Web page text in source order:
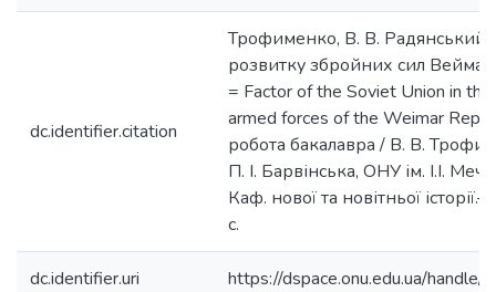
dc.identifier.citation
Трофименко, В. В. Радянський
розвитку збройних сил
= Factor of the Soviet Union in
armed forces of the Weimar
робота бакалавра / В. В.
П. І. Барвінська, ОНУ ім. І.І.
Каф. нової та новітньої
с.
dc.identifier.uri https://dspace.onu.edu.ua/